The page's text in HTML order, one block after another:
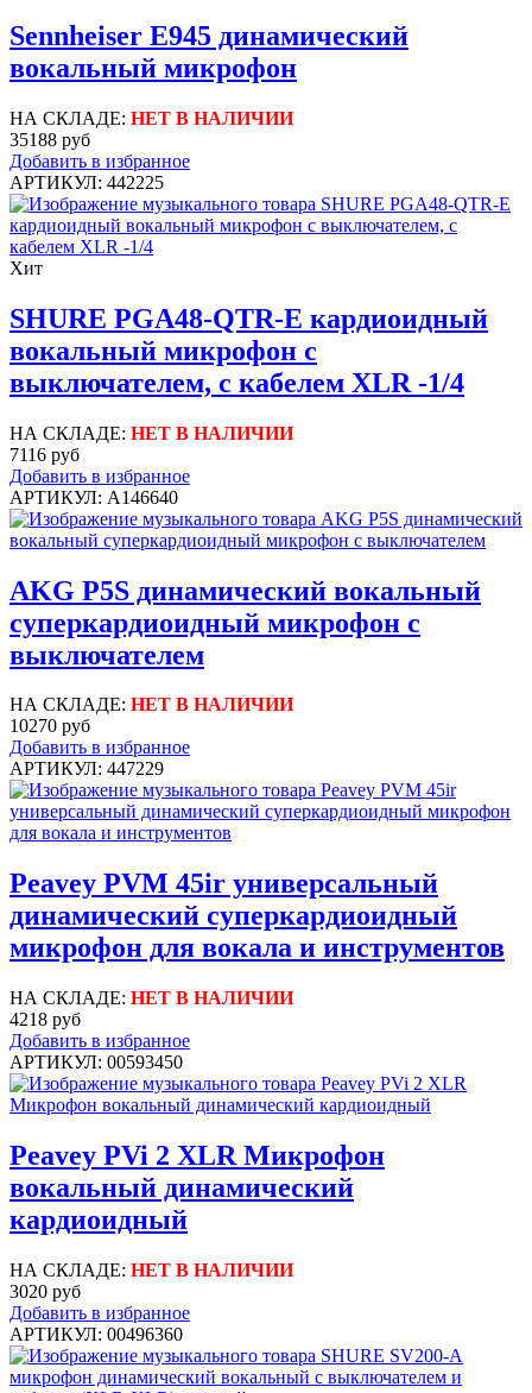
Sennheiser E945 динамический
вокальный микрофон
НА СКЛАДЕ: НЕТ В НАЛИЧИИ
35188 руб
Добавить в избранное
АРТИКУЛ: 442225
Хит
SHURE PGA48-QTR-E кардиоидный
вокальный микрофон c
выключателем, с кабелем XLR -1/4
НА СКЛАДЕ: НЕТ В НАЛИЧИИ
7116 руб
Добавить в избранное
АРТИКУЛ: A146640
AKG P5S динамический вокальный
суперкардиоидный микрофон с
выключателем
НА СКЛАДЕ: НЕТ В НАЛИЧИИ
10270 руб
Добавить в избранное
АРТИКУЛ: 447229
Peavey PVM 45ir универсальный
динамический суперкардиоидный
микрофон для вокала и инструментов
НА СКЛАДЕ: НЕТ В НАЛИЧИИ
4218 руб
Добавить в избранное
АРТИКУЛ: 00593450
Peavey PVi 2 XLR Микрофон
вокальный динамический
кардиоидный
НА СКЛАДЕ: НЕТ В НАЛИЧИИ
3020 руб
Добавить в избранное
АРТИКУЛ: 00496360